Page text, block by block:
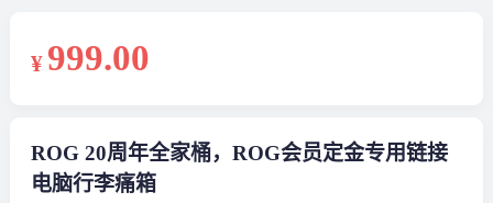
¥ 999.00
ROG 20周年全家桶，ROG会员定金专用链接
电脑行李痛箱